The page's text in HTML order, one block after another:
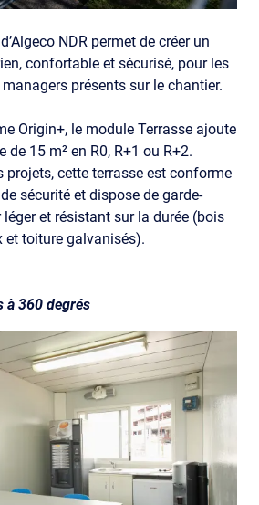
NDR permet de créer un
confortable et sécurisé, pour les
présents sur le chantier.
Origin+, le module Terrasse ajoute
de 15 m² en R0, R+1 ou R+2.
projets, cette terrasse est conforme
sécurité et dispose de garde-
léger et résistant sur la durée (bois
et toiture galvanisés).
à 360 degrés